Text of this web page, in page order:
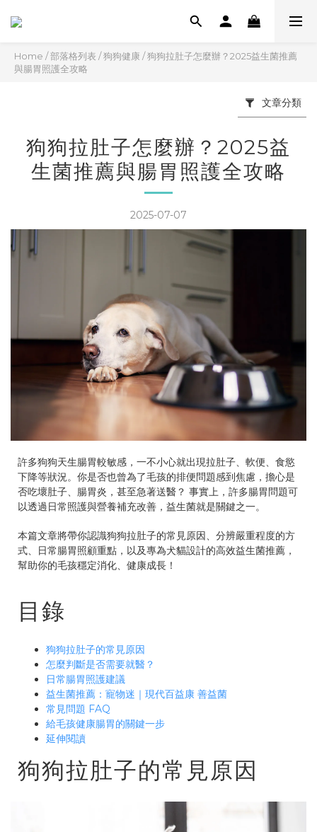
Home /部落格列表 /狗狗健康 /狗狗拉肚子怎麼辦？2025益生菌推薦
與腸胃照護全攻略
文章分類
狗狗拉肚子怎麼辦？2025益
生菌推薦與腸胃照護全攻略
2025-07-07
許多狗狗天生腸胃較敏感，一不小心就出現拉肚子、軟便、食慾
下降等狀況。你是否也曾為了毛孩的排便問題感到焦慮，擔心是
否吃壞肚子、腸胃炎，甚至急著送醫？ 事實上，許多腸胃問題可
以透過日常照護與營養補充改善，益生菌就是關鍵之一。
本篇文章將帶你認識狗狗拉肚子的常見原因、分辨嚴重程度的方
式、日常腸胃照顧重點，以及專為犬貓設計的高效益生菌推薦，
幫助你的毛孩穩定消化、健康成長！
目錄
狗狗拉肚子的常見原因
怎麼判斷是否需要就醫？
日常腸胃照護建議
益生菌推薦：寵物迷｜現代百益康 善益菌
常見問題 FAQ
給毛孩健康腸胃的關鍵一步
延伸閱讀
狗狗拉肚子的常見原因